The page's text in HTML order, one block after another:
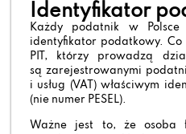
Identyfikator
Każdy podatnik w
identyfikator podatkowy.
PIT, którzy prowadzą
są zarejestrowanymi
i usług (VAT) właściwym
(nie numer PESEL).
Ważne jest to, że osoba